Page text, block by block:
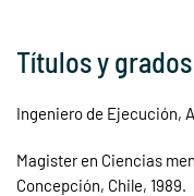
Títulos y grados
Ingeniero de Ejecución,
Magister en Ciencias
Concepción, Chile, 1989.